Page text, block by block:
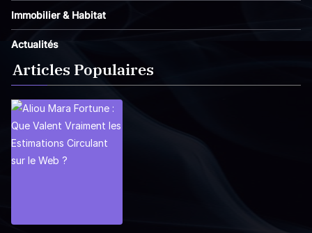
Immobilier & Habitat
Actualités
Articles Populaires